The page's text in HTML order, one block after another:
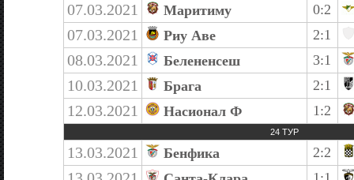
07.03.2021 Маритиму 0:2
07.03.2021 Риу Аве 2:1
08.03.2021 Белененсеш 3:1
10.03.2021 Брага 2:1
12.03.2021 Насионал Ф 1:2
24 ТУР
13.03.2021 Бенфика 2:2